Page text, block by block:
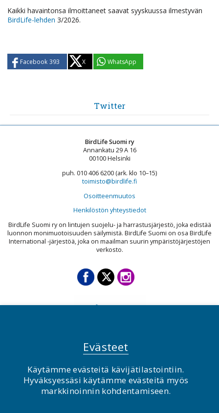
Kaikki havaintonsa ilmoittaneet saavat syyskuussa ilmestyvän
BirdLife-lehden 3/2026.
Facebook 393 X WhatsApp
Twitter
BirdLife Suomi ry
Annankatu 29 A 16
00100 Helsinki
puh. 010 406 6200 (ark. klo 10–15)
toimisto@birdlife.fi
Osoitteenmuutos
Henkilöstön yhteystiedot
BirdLife Suomi ry on lintujen suojelu- ja harrastusjärjestö, joka edistää
luonnon monimuotoisuuden säilymistä. BirdLife Suomi on osa BirdLife
International -järjestöä, joka on maailman suurin ympäristöjärjestöjen
verkosto.
© BirdLife Suomi ry 2026
Evästeet
Käytämme evästeitä kävijätilastointiin.
Hyväksyessäsi käytämme evästeitä myös
markkinoinnin kohdentamiseen.